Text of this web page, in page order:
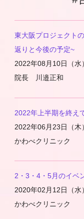
東大阪プロジェクト
返りと今後の予定~
2022年08月10日（水）
院長 川邉正和
2022年上半期を終え
2022年06月23日（木）
かわべクリニック
2・3・4・5月のイベ
2020年02月12日（水）
かわべクリニック